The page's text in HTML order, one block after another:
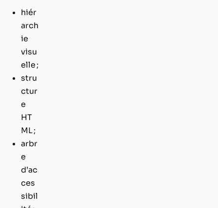
hiér
arch
ie
visu
elle ;
stru
ctur
e
HT
ML ;
arbr
e
d’ac
ces
sibil